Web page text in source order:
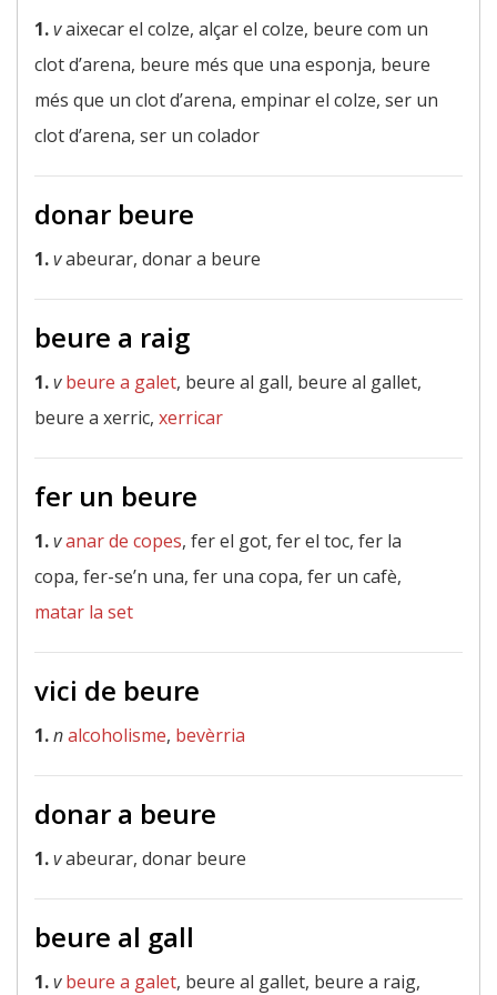
1.vaixecar el colze, alçar el colze, beure com un
clot d’arena, beure més que una esponja, beure
més que un clot d’arena, empinar el colze, ser un
clot d’arena, ser un colador
donar beure
1.vabeurar, donar a beure
beure a raig
1.v beure a galet, beure al gall, beure al gallet,
beure a xerric, xerricar
fer un beure
1.vanar de copes, fer el got, fer el toc, fer la
copa, fer-se’n una, fer una copa, fer un cafè,
matar la set
vici de beure
1.nalcoholisme, bevèrria
donar a beure
1.vabeurar, donar beure
beure al gall
1.v beure a galet, beure al gallet, beure a raig,